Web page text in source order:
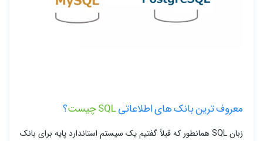
معروف ترین بانک های اطلاعاتیSQL چیست ؟
زبان SQL همانطور که قبلاً گفتیم یک سیستم استاندارد پایه برای بانک